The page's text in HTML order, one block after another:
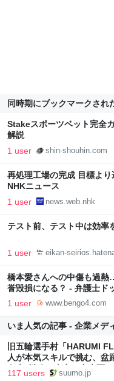
同時期にブックマークされ
Stakeスポーツベット完全
解説
1 user shin-shouhin.com
再処理工場の完成 目標より
NHKニュース
1 user news.web.nhk
テスト前、テスト中は効
1 user eikan-
橋本愛さんへの中傷も過
誉毀損になる？ - 弁護士ド
1 user www.bengo4.com
いま人気の記事 - 企業メデ
旧五輪選手村「HARUMI
人が本気スキルで挑む、盆
向上”戦略 東京・中央区
117 users suumo.jp